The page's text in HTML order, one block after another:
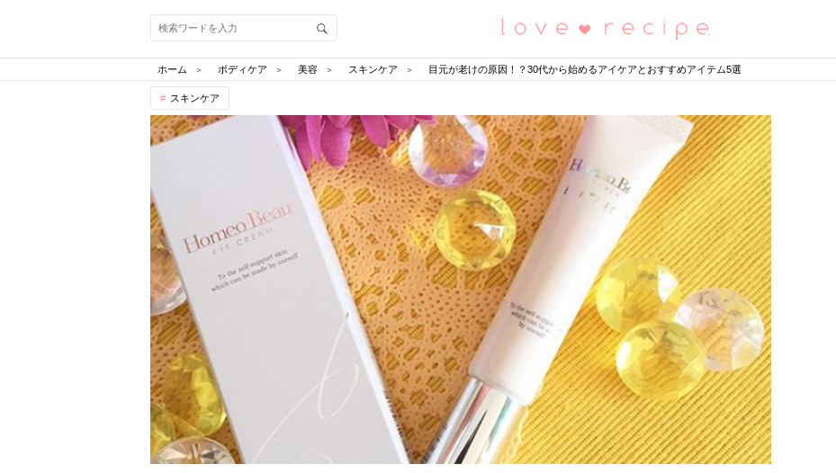
恋愛レシピ
ホーム ボディケア 美容 スキンケア 目元が老けの原因！？30代から始めるアイケアとおすすめアイテム5選
スキンケア